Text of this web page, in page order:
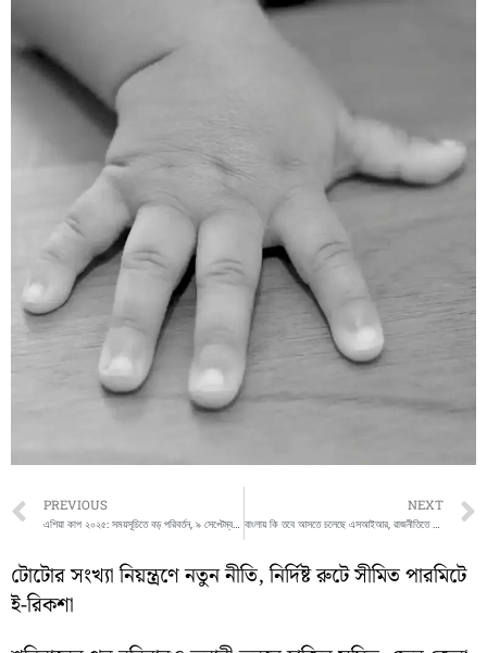
Prev
PREVIOUS
এশিয়া কাপ ২০২৫: সময়সূচিতে বড় পরিবর্তন, ৯ সেপ্টেম্বর থেকে শুরু টুর্নামেন্ট
NEXT
বাংলায় কি তবে আসতে চলেছে এসআইআর, রাজনীতিতে তীব্র চাপানউতোর
টোটোর সংখ্যা নিয়ন্ত্রণে নতুন নীতি, নির্দিষ্ট রুটে সীমিত পারমিটে
ই-রিকশা